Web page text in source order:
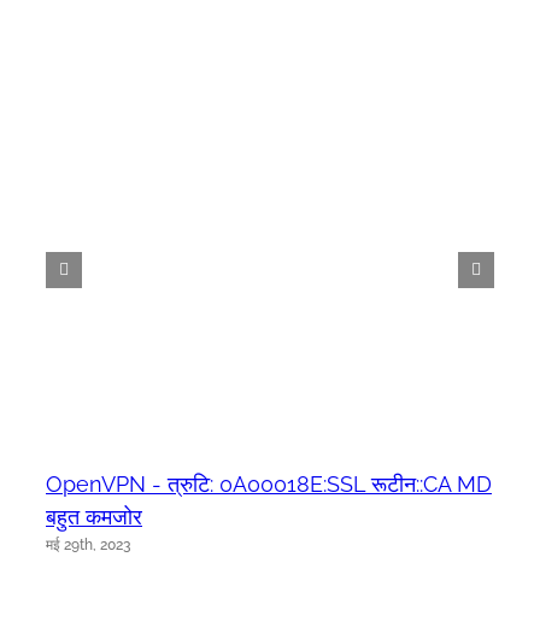
OpenVPN - त्रुटि: 0A00018E:SSL रूटीन::CA MD
बहुत कमजोर
मई 29th, 2023